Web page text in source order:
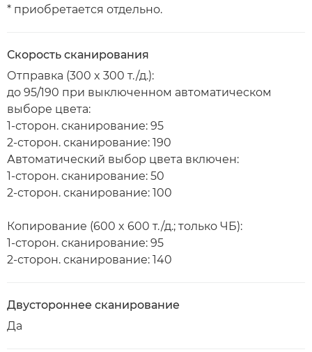
* приобретается отдельно.
Скорость сканирования
Отправка (300 x 300 т./д.):
до 95/190 при выключенном автоматическом
выборе цвета:
1-сторон. сканирование: 95
2-сторон. сканирование: 190
Автоматический выбор цвета включен:
1-сторон. сканирование: 50
2-сторон. сканирование: 100
Копирование (600 x 600 т./д.; только ЧБ):
1-сторон. сканирование: 95
2-сторон. сканирование: 140
Двустороннее сканирование
Да